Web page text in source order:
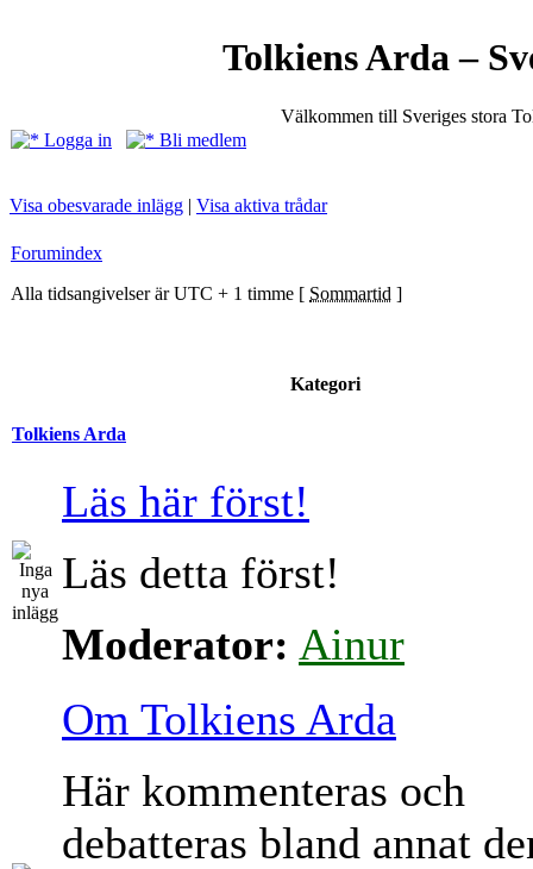
Tolkiens Arda –
Välkommen till Sveriges stora
Logga in
Bli medlem
Visa obesvarade inlägg | Visa aktiva trådar
Forumindex
Alla tidsangivelser är UTC + 1 timme [ Sommartid ]
Kategori
Tolkiens Arda
Läs här först!
Läs detta först!
Moderator: Ainur
Om Tolkiens Arda
Här kommenteras och
debatteras bland annat